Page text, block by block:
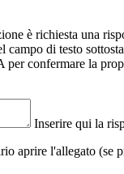
è richiesta una
campo di testo
confermare la
Inserire qui la
aprire l'allegato (se